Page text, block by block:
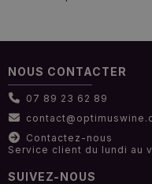
NOUS CONTACTER
07 89 23 62 89
Contactez-nous
Service client du lundi au
SUIVEZ-NOUS